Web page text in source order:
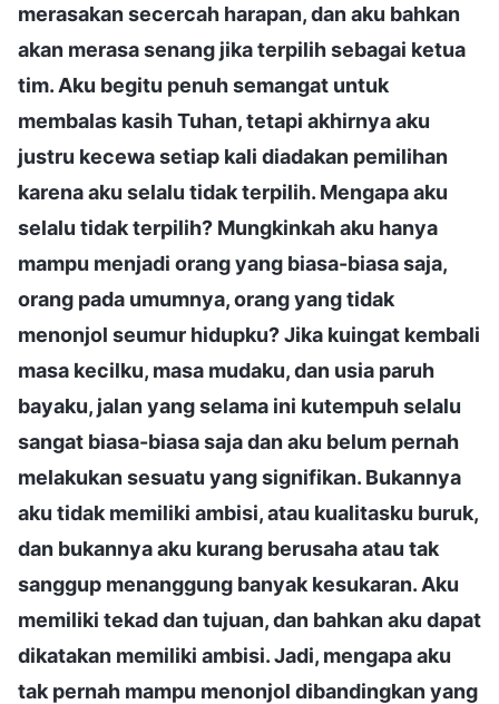
merasakan secercah harapan, dan aku bahkan
akan merasa senang jika terpilih sebagai ketua
tim. Aku begitu penuh semangat untuk
membalas kasih Tuhan, tetapi akhirnya aku
justru kecewa setiap kali diadakan pemilihan
karena aku selalu tidak terpilih. Mengapa aku
selalu tidak terpilih? Mungkinkah aku hanya
mampu menjadi orang yang biasa-biasa saja,
orang pada umumnya, orang yang tidak
menonjol seumur hidupku? Jika kuingat kembali
masa kecilku, masa mudaku, dan usia paruh
bayaku, jalan yang selama ini kutempuh selalu
sangat biasa-biasa saja dan aku belum pernah
melakukan sesuatu yang signifikan. Bukannya
aku tidak memiliki ambisi, atau kualitasku buruk,
dan bukannya aku kurang berusaha atau tak
sanggup menanggung banyak kesukaran. Aku
memiliki tekad dan tujuan, dan bahkan aku dapat
dikatakan memiliki ambisi. Jadi, mengapa aku
tak pernah mampu menonjol dibandingkan yang